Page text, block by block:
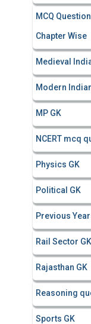
MCQ
Chapter Wise
Medieval
Modern
MP GK
NCERT mcq
Physics GK
Political GK
Previous
Rail Sector GK
Rajasthan GK
Reasoning
Sports GK